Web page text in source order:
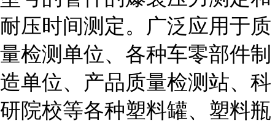
耐压时间测定。广泛应用于质
量检测单位、各种车零部件制
造单位、产品质量检测站、科
研院校等各种塑料罐、塑料瓶